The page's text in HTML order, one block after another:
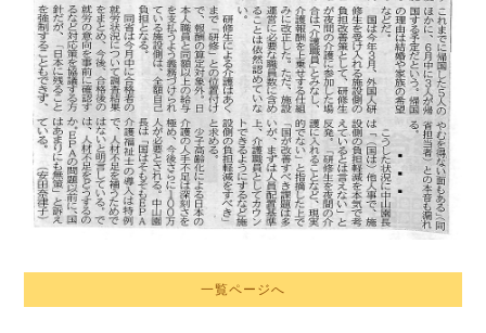
一覧ページへ